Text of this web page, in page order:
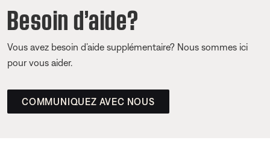
Besoin d’aide?
Vous avez besoin d’aide supplémentaire? Nous sommes ici
pour vous aider.
COMMUNIQUEZ AVEC NOUS